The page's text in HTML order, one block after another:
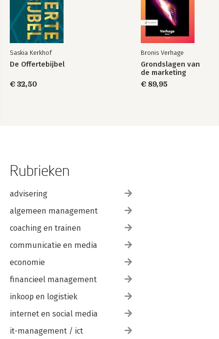
Saskia Kerkhof
De Offertebijbel
€ 32,50
Bronis Verhage
Grondslagen van
de marketing
€ 89,95
Rubrieken
advisering
algemeen management
coaching en trainen
communicatie en media
economie
financieel management
inkoop en logistiek
internet en social media
it-management / ict